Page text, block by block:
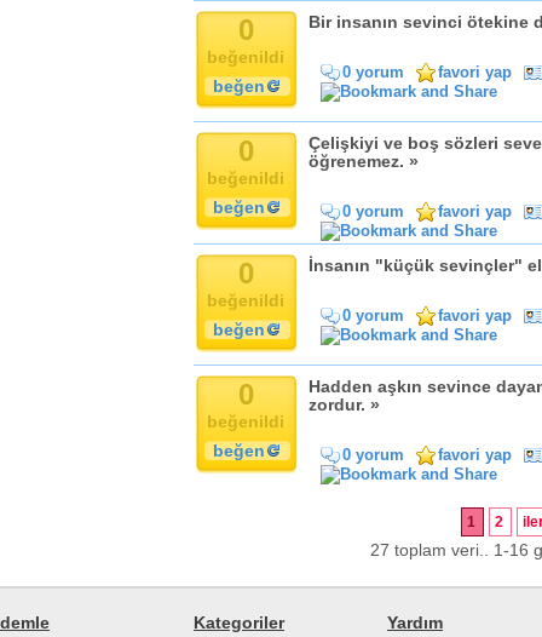
0
beğenildi
beğen
Bir insanın sevinci ötekine
0 yorum favori yap
0
beğenildi
beğen
Çelişkiyi ve boş sözleri
öğrenemez. »
0 yorum favori yap
0
beğenildi
beğen
İnsanın "küçük sevinçler"
0 yorum favori yap
0
beğenildi
beğen
Hadden aşkın sevince
zordur. »
0 yorum favori yap
1 2
27 toplam veri.. 1-16
demle Kategoriler Yardım